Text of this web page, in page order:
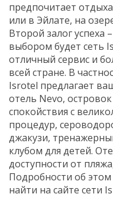
предпочитает
или в Эйлате, на
Второй залог успеха
выбором будет сеть
отличный сервис и
всей стране. В
Isrotel предлагает
отель Nevo,
спокойствия с
процедур,
джакузи,
клубом для детей.
доступности от
Подробности об
найти на сайте сети